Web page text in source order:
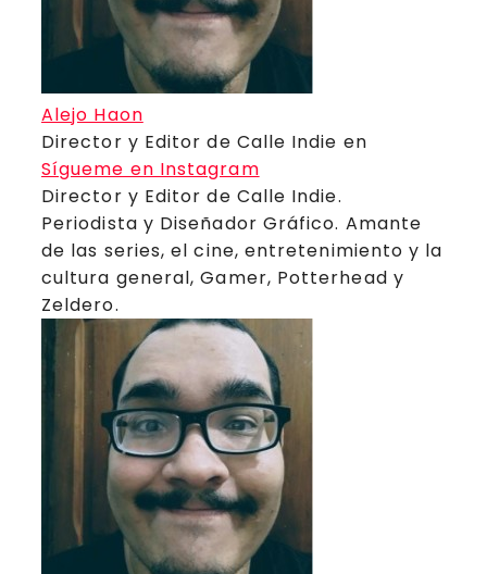
Alejo Haon
Director y Editor de Calle Indie en
Sígueme en Instagram
Director y Editor de Calle Indie.
Periodista y Diseñador Gráfico. Amante
de las series, el cine, entretenimiento y la
cultura general, Gamer, Potterhead y
Zeldero.